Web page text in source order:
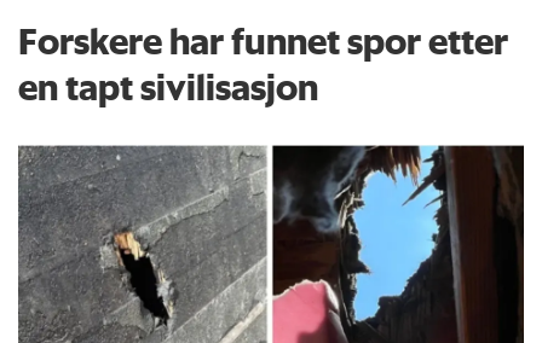
Forskere har funnet spor etter
en tapt sivilisasjon